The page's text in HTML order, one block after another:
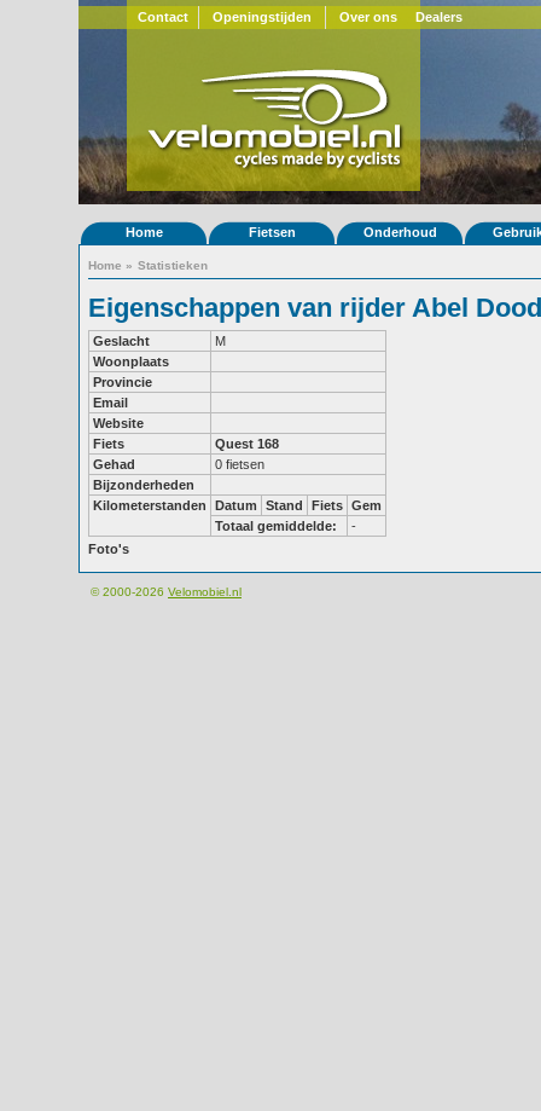
Contact Openingstijden Over ons Dealers
Home Fietsen Onderhoud
Home » Statistieken
Eigenschappen van rijder Abel
Geslacht
M
Woonplaats
Provincie
Email
Website
Fiets
Quest 168
Gehad
0 fietsen
Bijzonderheden
Kilometerstanden
Datum Stand Fiets Gem
Totaal gemiddelde:
-
Foto's
© 2000-2026 Velomobiel.nl